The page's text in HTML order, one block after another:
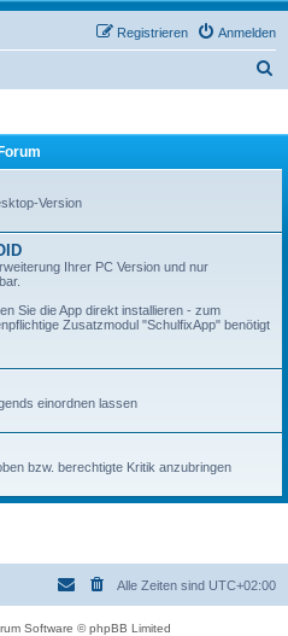
Anmelden
Registrieren
Forum
Version
Ihrer PC Version und nur
Sie die App direkt installieren - zum
Zusatzmodul "SchulfixApp" benötigt
einordnen lassen
bzw. berechtigte Kritik anzubringen
Alle Zeiten sind UTC+02:00
Software © phpBB Limited